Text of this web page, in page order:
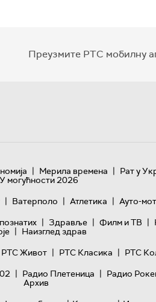
Преузмите РТС мобилну
| Мерила времена | Рат у
могућности 2026
| Ватерполо | Атлетика | Ауто-
| Здравље | Филм и ТВ |
| Наизглед здрав
РТС Живот | РТС Класика | РТС
| Радио Плетеница | Радио
Архив